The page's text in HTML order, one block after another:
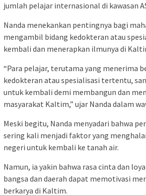
jumlah pelajar internasional di kawasan
Nanda menekankan pentingnya bagi
mengambil bidang kedokteran atau
kembali dan menerapkan ilmunya di
“Para pelajar, terutama yang menerima
kedokteran atau spesialisasi tertentu,
untuk kembali demi membangun dan
masyarakat Kaltim,” ujar Nanda dalam
Meski begitu, Nanda menyadari bahwa
sering kali menjadi faktor yang
negeri untuk kembali ke tanah air.
Namun, ia yakin bahwa rasa cinta dan
bangsa dan daerah dapat memotivasi
berkarya di Kaltim.